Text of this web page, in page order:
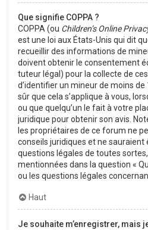
Que signifie COPPA ?
COPPA (ou Children’s Online
est une loi aux États-Unis qui dit
recueillir des informations de
doivent obtenir le consentement
tuteur légal) pour la collecte de
d’identifier un mineur de moins de
sûr que cela s’applique à vous,
ou que quelqu’un le fait à votre
juridique pour obtenir son avis.
les propriétaires de ce forum ne
conseils juridiques et ne
questions légales de toutes
mentionnées dans la question «
ou les questions légales
Haut
Je souhaite m’enregistrer, mais